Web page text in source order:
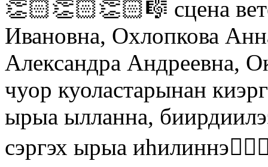
👏🏻👏🏻👏🏻🎼 сцена
Ивановна, Охлопкова
Александра Андреевна,
чуор куоластарынан
ырыа ылланна,
сэргэх ырыа